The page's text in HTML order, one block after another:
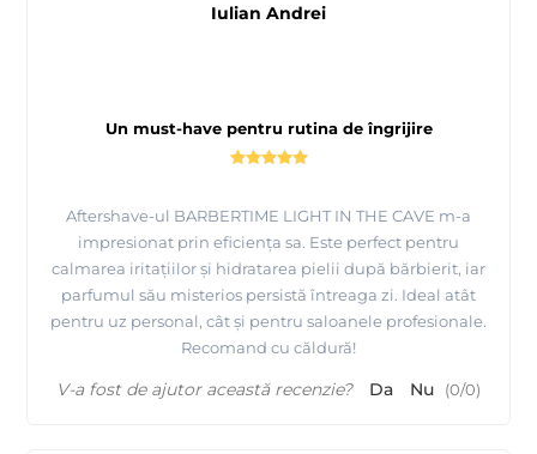
Un must-have pentru rutina de îngrijire
Aftershave-ul BARBERTIME LIGHT IN THE CAVE m-a
impresionat prin eficiența sa. Este perfect pentru
calmarea iritațiilor și hidratarea pielii după bărbierit, iar
parfumul său misterios persistă întreaga zi. Ideal atât
pentru uz personal, cât și pentru saloanele profesionale.
Recomand cu căldură!
Iulian Andrei
V-a fost de ajutor această recenzie? Da Nu (0/0)